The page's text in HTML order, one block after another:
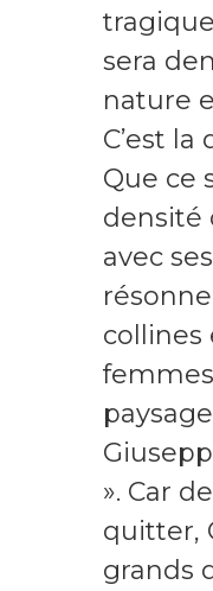
sera
nature
C’est
Que ce
densité
avec
collines
». Car
quitter,
grands